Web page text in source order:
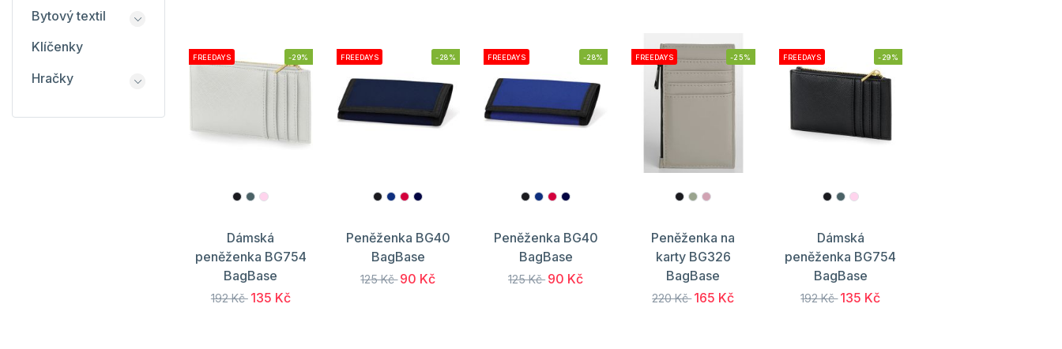
FREEDAYS -29%
Dámská
peněženka BG754
BagBase
192 Kč 135 Kč
FREEDAYS -28%
Peněženka BG40
BagBase
125 Kč 90 Kč
FREEDAYS -28%
Peněženka BG40
BagBase
125 Kč 90 Kč
FREEDAYS -25%
Peněženka na
karty BG326
BagBase
220 Kč 165 Kč
FREEDAYS -29%
Dámská
peněženka BG754
BagBase
192 Kč 135 Kč
Bytový textil
Klíčenky
Hračky